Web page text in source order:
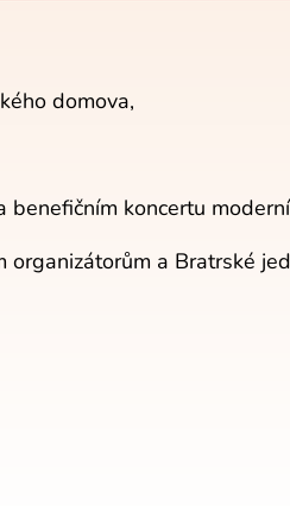
domova,
benefičním koncertu
organizátorům a Bratrské